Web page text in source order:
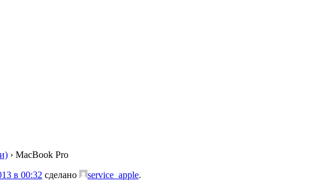
› MacBook Pro
в 00:32 сделано service_apple.